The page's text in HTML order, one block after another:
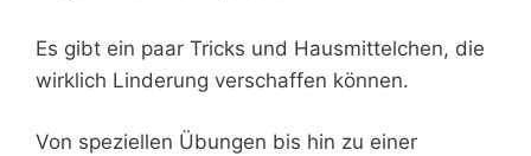
Es gibt ein paar Tricks und Hausmittelchen, die
wirklich Linderung verschaffen können.
Von speziellen Übungen bis hin zu einer